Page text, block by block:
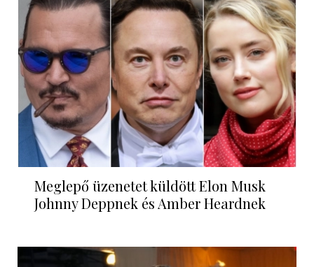
Meglepő üzenetet küldött Elon Musk
Johnny Deppnek és Amber Heardnek